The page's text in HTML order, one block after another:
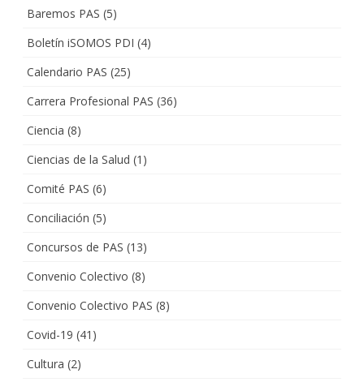
Baremos PAS (5)
Boletín iSOMOS PDI (4)
Calendario PAS (25)
Carrera Profesional PAS (36)
Ciencia (8)
Ciencias de la Salud (1)
Comité PAS (6)
Conciliación (5)
Concursos de PAS (13)
Convenio Colectivo (8)
Convenio Colectivo PAS (8)
Covid-19 (41)
Cultura (2)